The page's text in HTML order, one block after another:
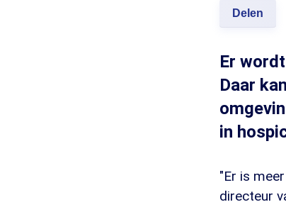
Delen
Er
Daar
in
"Er is
directeur